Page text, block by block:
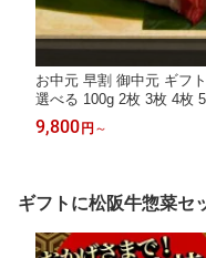
お中元 早割 御中元 ギフ
選べる 100g 2枚 3枚 4枚
料 誕生日 人気 通販 和牛
返し お取り寄せグルメ
9,800円 ～
ギフトに松阪牛惣菜セ